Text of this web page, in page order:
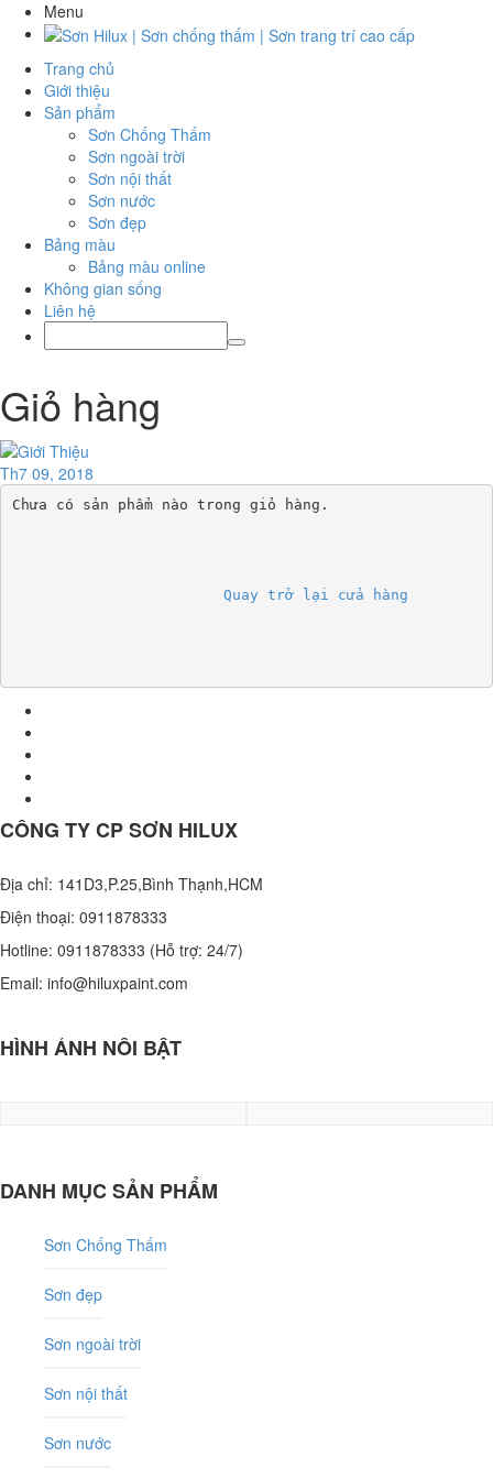
Menu
Trang chủ
Giới thiệu
Sản phẩm
Sơn Chống Thấm
Sơn ngoài trời
Sơn nội thất
Sơn nước
Sơn đẹp
Bảng màu
Bảng màu online
Không gian sống
Liên hệ
Giỏ hàng
Th7 09, 2018
Chưa có sản phẩm nào trong giỏ hàng.
CÔNG TY CP SƠN HILUX
Địa chỉ: 141D3,P.25,Bình Thạnh,HCM
Điện thoại: 0911878333
Hotline: 0911878333 (Hỗ trợ: 24/7)
Email: info@hiluxpaint.com
HÌNH ẢNH NỔI BẬT
DANH MỤC SẢN PHẨM
Sơn Chống Thấm
Sơn đẹp
Sơn ngoài trời
Sơn nội thất
Sơn nước